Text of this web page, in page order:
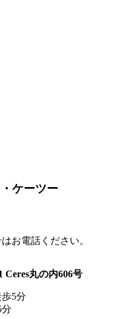
ケーツー
お電話ください。
Ceres丸の内606号
5分